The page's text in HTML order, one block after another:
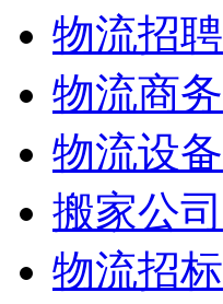
物流招聘
物流商务
物流设备
搬家公司
物流招标